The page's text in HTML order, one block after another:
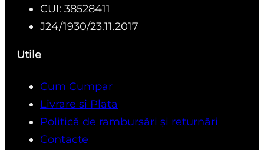
CUI: 38528411
J24/1930/23.11.2017
Utile
Cum Cumpar
Livrare si Plata
Politică de rambursări și returnări
Contacte